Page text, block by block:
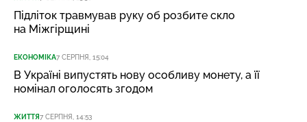
Підліток травмував руку об розбите скло
на Міжгірщині
ЕКОНОМІКА7 СЕРПНЯ, 15:04
В Україні випустять нову особливу монету, а її
номінал оголосять згодом
ЖИТТЯ7 СЕРПНЯ, 14:53